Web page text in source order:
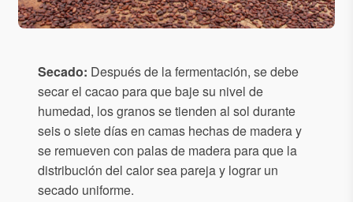
Secado: Después de la fermentación, se debe
secar el cacao para que baje su nivel de
humedad, los granos se tienden al sol durante
seis o siete días en camas hechas de madera y
se remueven con palas de madera para que la
distribución del calor sea pareja y lograr un
secado uniforme.